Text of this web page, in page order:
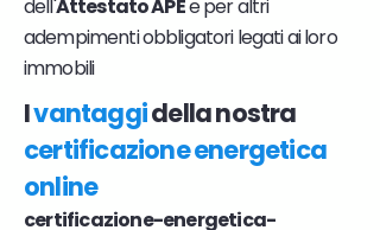
dell'Attestato APEe per altri
adempimenti obbligatori legati ai loro
immobili
Ivantaggidella nostra
certificazione energetica
online
certificazione-energetica-